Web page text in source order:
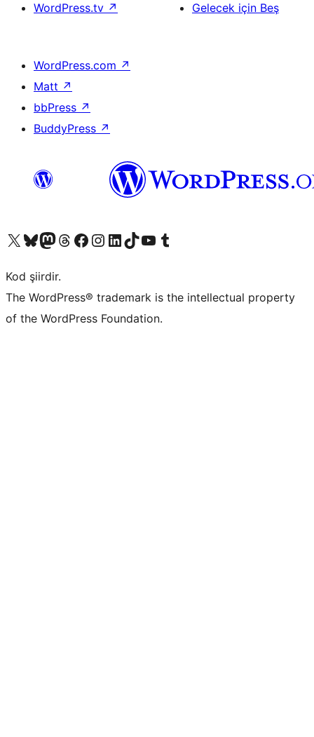
WordPress.tv ↗
Gelecek için Beş
WordPress.com ↗
Matt ↗
bbPress ↗
BuddyPress ↗
X (eski Twitter) hesabımıza bakın
Bluesky hesabımızı ziyaret edinMastodon hesabımızı ziyaret edinThreads hesabımızı ziyaret edinFacebook sayfamızı ziyaret edinInstagram hesabımızı ziyaret edinLinkedIn hesabımızı ziyaret edinTikTok hesabımızı ziyaret edinYouTube kanalımızı ziyaret edinTumblr hesabımızı ziyaret edin
Kod şiirdir.
The WordPress® trademark is the intellectual property
of the WordPress Foundation.